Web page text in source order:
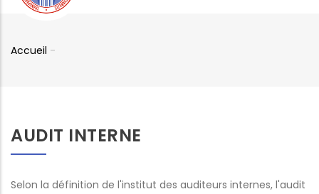
Accueil -
AUDIT INTERNE
Selon la définition de l'institut des auditeurs internes, l'audit